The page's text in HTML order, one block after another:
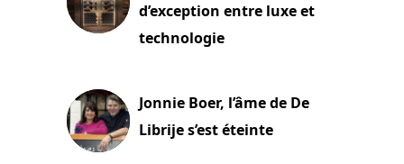
d’exception entre luxe et
technologie
Jonnie Boer, l’âme de De
Librije s’est éteinte